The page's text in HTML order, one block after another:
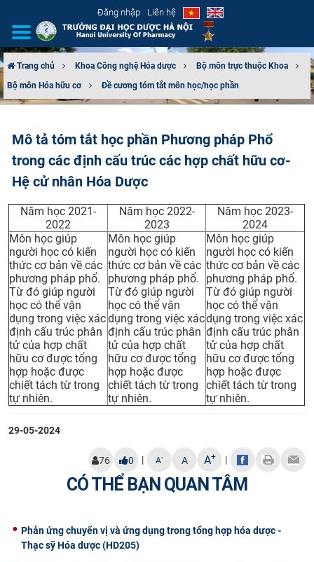
Đăng nhập Liên hệ
GIỚI THIỆU
TUYỂN SINH
ĐẢM BẢO CHẤT LƯỢNG
KHOA HỌC CÔNG NGHỆ
HTQT
CỰU NGƯỜI HỌC
Trang chủ Khoa Công nghệ Hóa dược
Bộ môn trực thuộc Khoa
Bộ môn Hóa hữu cơ
Đề cương tóm tắt môn học/học phần
Mô tả tóm tắt học phần Phương pháp Phổ
trong các định cấu trúc các hợp chất hữu cơ-
Hệ cử nhân Hóa Dược
Năm học 2021-
2022
Năm học 2022-
2023
Năm học 2023-
2024
Môn học giúp
người học có kiến
thức cơ bản về các
phương pháp phổ.
Từ đó giúp người
học có thể vận
dụng trong việc xác
định cấu trúc phân
tử của hợp chất
hữu cơ được tổng
hợp hoặc được
chiết tách từ trong
tự nhiên.
Môn học giúp
người học có kiến
thức cơ bản về các
phương pháp phổ.
Từ đó giúp người
học có thể vận
dụng trong việc xác
định cấu trúc phân
tử của hợp chất
hữu cơ được tổng
hợp hoặc được
chiết tách từ trong
tự nhiên.
Môn học giúp
người học có kiến
thức cơ bản về các
phương pháp phổ.
Từ đó giúp người
học có thể vận
dụng trong việc xác
định cấu trúc phân
tử của hợp chất
hữu cơ được tổng
hợp hoặc được
chiết tách từ trong
tự nhiên.
29-05-2024
76 0 | A- A A+ |
CÓ THỂ BẠN QUAN TÂM
Phản ứng chuyển vị và ứng dụng trong tổng hợp hóa dược -
Thạc sỹ Hóa dược (HD205)